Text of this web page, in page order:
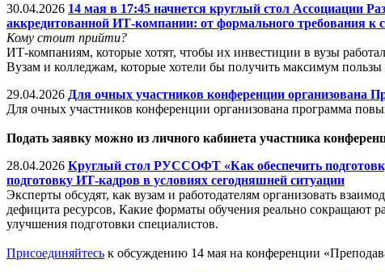
30.04.2026 14 мая в 17:45 начнется круглый стол Ассоциации
аккредитованной ИТ-компании: от формального требования к
Кому стоит прийти?
ИТ-компаниям, которые хотят, чтобы их инвестиции в вузы
Вузам и колледжам, которые хотели бы получить максимум
29.04.2026 Для очных участников конференции организована
Для очных участников конференции организована программа
Подать заявку можно из личного кабинета участника
28.04.2026 Круглый стол РУССОФТ «Как обеспечить
подготовку ИТ-кадров в условиях сегодняшней ситуации
Эксперты обсудят, как вузам и работодателям организовать
дефицита ресурсов, Какие форматы обучения реально
улучшения подготовки специалистов.
Присоединяйтесь к обсуждению 14 мая на конференции